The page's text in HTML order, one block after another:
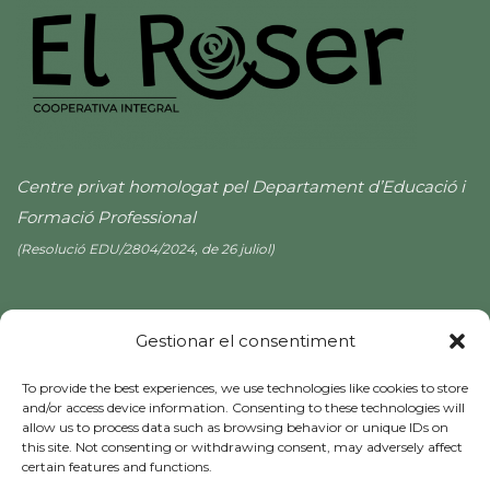
Gestionar el consentiment
To provide the best experiences, we use technologies like cookies to store
and/or access device information. Consenting to these technologies will
allow us to process data such as browsing behavior or unique IDs on
this site. Not consenting or withdrawing consent, may adversely affect
certain features and functions.
Centre privat homologat pel Departament d’Educació i
Formació Professional
(Resolució EDU/2804/2024, de 26 juliol)